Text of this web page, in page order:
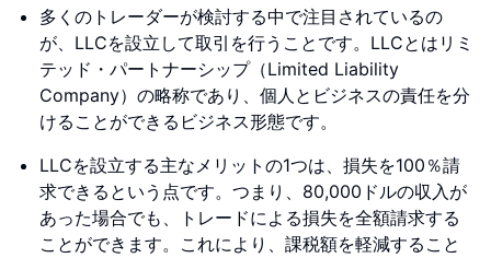
多くのトレーダーが検討する中で注目されているの
が、LLCを設立して取引を行うことです。LLCとはリミ
テッド・パートナーシップ（Limited Liability
Company）の略称であり、個人とビジネスの責任を分
けることができるビジネス形態です。
LLCを設立する主なメリットの1つは、損失を100％請
求できるという点です。つまり、80,000ドルの収入が
あった場合でも、トレードによる損失を全額請求する
ことができます。これにより、課税額を軽減すること